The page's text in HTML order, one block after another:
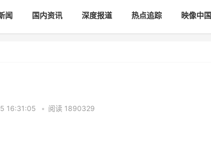
闻 国内资讯 深度报道 热点追踪 映像中国
16:31:05 • 阅读 1890329